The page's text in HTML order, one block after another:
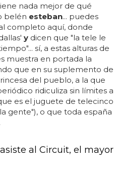
nada mejor de qué
belén esteban... puedes
completo aquí, donde
ydicen que "la tele le
sí, a estas alturas de
muestra en portada la
que en su suplemento de
del pueblo, a la que
ridiculiza sin límites a
es el juguete de telecinco
gente"), o que toda españa
al Circuit, el mayor